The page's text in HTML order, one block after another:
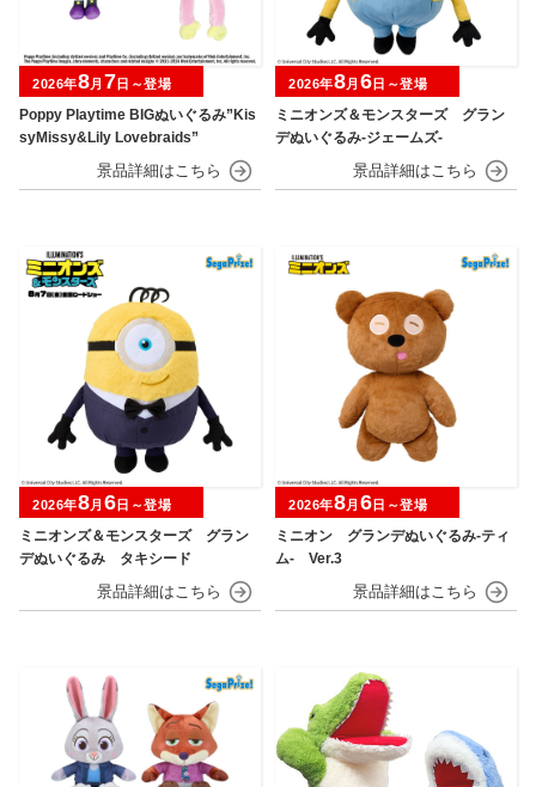
Poppy Playtime BIGぬいぐるみ”Kis
syMissy&Lily Lovebraids”
2026年8月 7日～登場
ミニオンズ＆モンスターズ グラン
デぬいぐるみ‐ジェームズ‐
2026年8月 6日～登場
ミニオンズ＆モンスターズ グラン
デぬいぐるみ タキシード
2026年8月 6 日～登場
ミニオン グランデぬいぐるみ‐ティ
ム‐ Ver.3
2026年8月 6 日～登場